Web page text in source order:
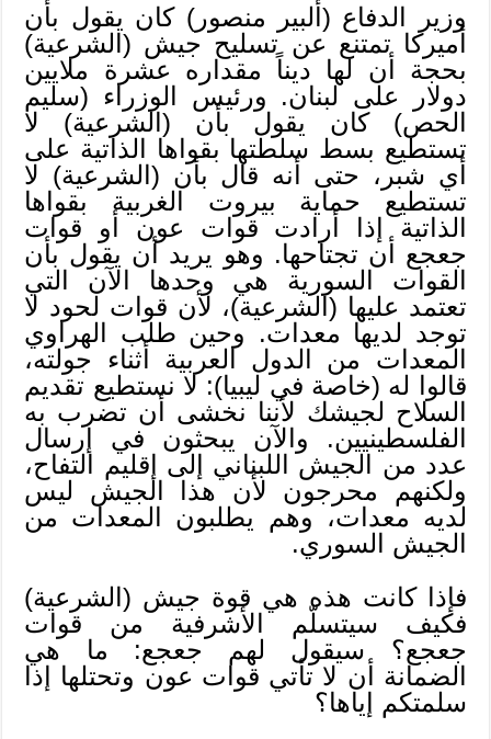
وزير الدفاع (ألبير منصور) كان يقول بأن
أميركا تمتنع عن تسليح جيش (الشرعية)
بحجة أن لها ديناً مقداره عشرة ملايين
دولار على لبنان. ورئيس الوزراء (سليم
الحص) كان يقول بأن (الشرعية) لا
تستطيع بسط سلطتها بقواها الذاتية على
أي شبر، حتى أنه قال بأن (الشرعية) لا
تستطيع حماية بيروت الغربية بقواها
الذاتية إذا أرادت قوات عون أو قوات
جعجع أن تجتاحها. وهو يريد أن يقول بأن
القوات السورية هي وحدها الآن التي
تعتمد عليها (الشرعية)، لأن قوات لحود لا
توجد لديها معدات. وحين طلب الهراوي
المعدات من الدول العربية أثناء جولته،
قالوا له (خاصة في ليبيا): لا نستطيع تقديم
السلاح لجيشك لأننا نخشى أن تضرب به
الفلسطينيين. والآن يبحثون في إرسال
عدد من الجيش اللبناني إلى إقليم التفاح،
ولكنهم محرجون لأن هذا الجيش ليس
لديه معدات، وهم يطلبون المعدات من
الجيش السوري.
فإذا كانت هذه هي قوة جيش (الشرعية)
فكيف سيتسلّم الأشرفية من قوات
جعجع؟ سيقول لهم جعجع: ما هي
الضمانة أن لا تأتي قوات عون وتحتلها إذا
سلمتكم إياها؟